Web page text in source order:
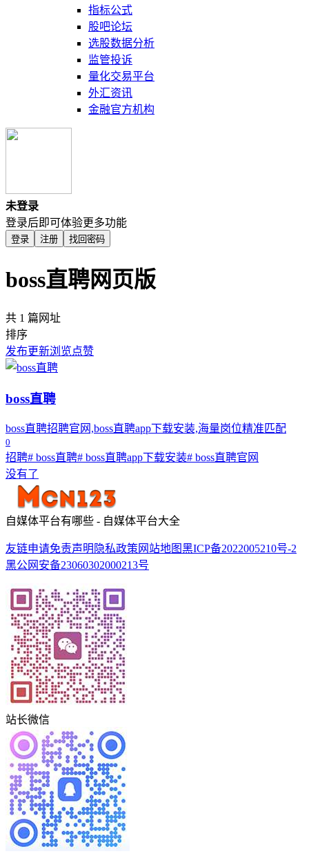
指标公式
股吧论坛
选股数据分析
监管投诉
量化交易平台
外汇资讯
金融官方机构
未登录
登录后即可体验更多功能
登录 注册 找回密码
boss直聘网页版
共 1 篇网址
排序
发布更新浏览点赞
boss直聘
boss直聘招聘官网,boss直聘app下载安装,海量岗位精准匹配
0
招聘# boss直聘# boss直聘app下载安装# boss直聘官网
没有了
自媒体平台有哪些 - 自媒体平台大全
友链申请免责声明 隐私政策 网站地图黑ICP备2022005210号-2
黑公网安备23060302000213号
站长微信